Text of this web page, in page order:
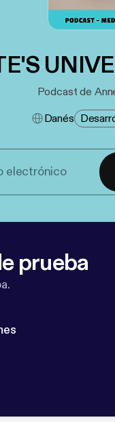
Podcast de
Danés
prueba